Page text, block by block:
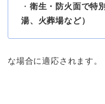
・ 衛生・防火面で特
湯、火葬場など）
な場合に適応されます。